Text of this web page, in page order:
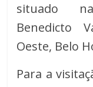
situado
Benedicto
Oeste, Belo
Para a